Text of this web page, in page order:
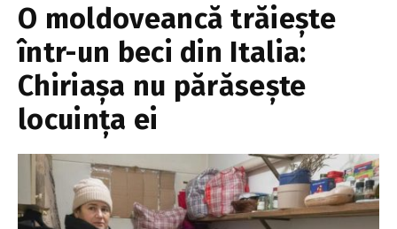
O moldoveancă trăiește
într-un beci din Italia:
Chiriașa nu părăsește
locuința ei